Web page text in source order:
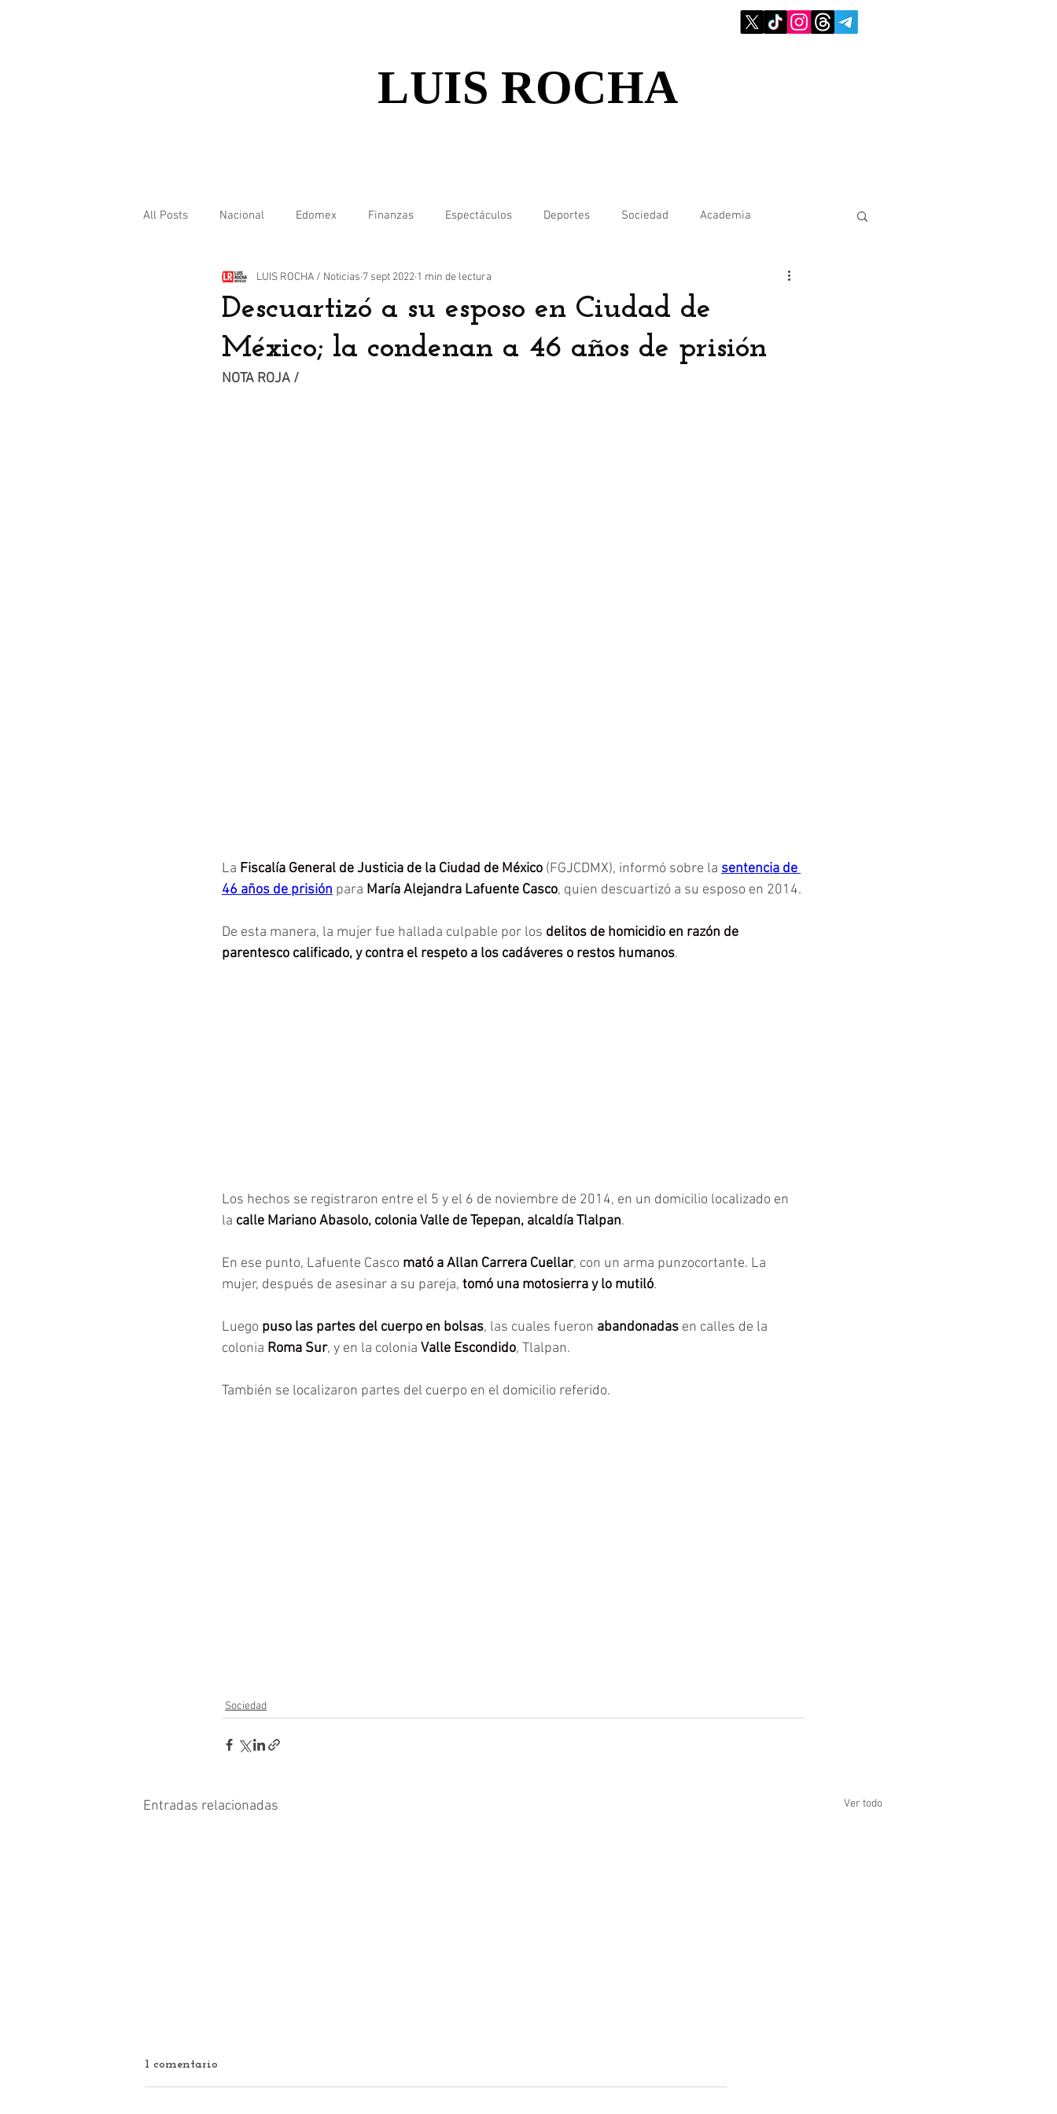
LUIS ROCHA
All Posts Nacional Edomex Finanzas Espectáculos Deportes Sociedad Academia
Internacional
Descuartizó a su esposo en Ciudad de
México; la condenan a 46 años de prisión
LUIS ROCHA / Noticias 7 sept 2022 1 min de lectura
NOTA ROJA /
La Fiscalía General de Justicia de la Ciudad de México (FGJCDMX), informó sobre la sentencia de
46 años de prisión para María Alejandra Lafuente Casco, quien descuartizó a su esposo en 2014.
De esta manera, la mujer fue hallada culpable por los delitos de homicidio en razón de
parentesco calificado, y contra el respeto a los cadáveres o restos humanos.
Los hechos se registraron entre el 5 y el 6 de noviembre de 2014, en un domicilio localizado en
la calle Mariano Abasolo, colonia Valle de Tepepan, alcaldía Tlalpan.
En ese punto, Lafuente Casco mató a Allan Carrera Cuellar, con un arma punzocortante. La
mujer, después de asesinar a su pareja, tomó una motosierra y lo mutiló.
Luego puso las partes del cuerpo en bolsas, las cuales fueron abandonadas en calles de la
colonia Roma Sur, y en la colonia Valle Escondido, Tlalpan.
También se localizaron partes del cuerpo en el domicilio referido.
Sociedad
Entradas relacionadas Ver todo
1 comentario